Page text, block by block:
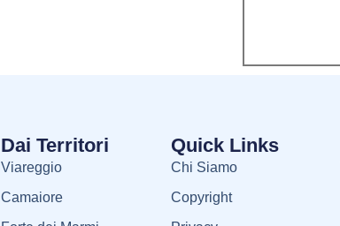
Dai Territori
Viareggio
Camaiore
Quick Links
Chi Siamo
Copyright